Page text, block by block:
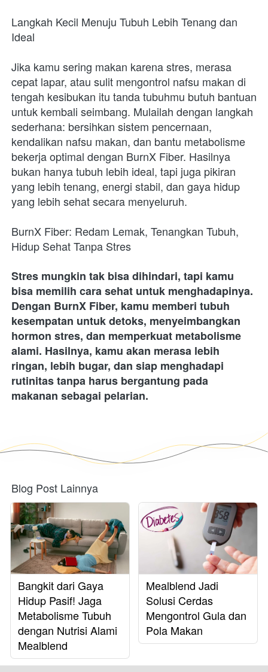
Langkah Kecil Menuju Tubuh Lebih Tenang dan
Ideal
Jika kamu sering makan karena stres, merasa
cepat lapar, atau sulit mengontrol nafsu makan di
tengah kesibukan itu tanda tubuhmu butuh bantuan
untuk kembali seimbang. Mulailah dengan langkah
sederhana: bersihkan sistem pencernaan,
kendalikan nafsu makan, dan bantu metabolisme
bekerja optimal dengan BurnX Fiber. Hasilnya
bukan hanya tubuh lebih ideal, tapi juga pikiran
yang lebih tenang, energi stabil, dan gaya hidup
yang lebih sehat secara menyeluruh.
BurnX Fiber: Redam Lemak, Tenangkan Tubuh,
Hidup Sehat Tanpa Stres
Stres mungkin tak bisa dihindari, tapi kamu
bisa memilih cara sehat untuk menghadapinya.
Dengan BurnX Fiber, kamu memberi tubuh
kesempatan untuk detoks, menyeimbangkan
hormon stres, dan memperkuat metabolisme
alami. Hasilnya, kamu akan merasa lebih
ringan, lebih bugar, dan siap menghadapi
rutinitas tanpa harus bergantung pada
makanan sebagai pelarian.
Blog Post Lainnya
Bangkit dari Gaya
Hidup Pasif! Jaga
Metabolisme Tubuh
dengan Nutrisi Alami
Mealblend
Mealblend Jadi
Solusi Cerdas
Mengontrol Gula dan
Pola Makan